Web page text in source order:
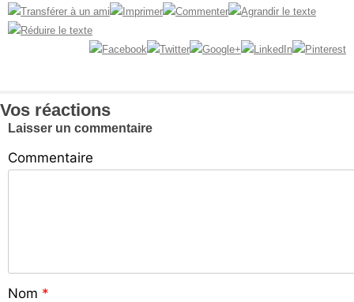
Vos réactions
Laisser un commentaire
Commentaire
Nom *